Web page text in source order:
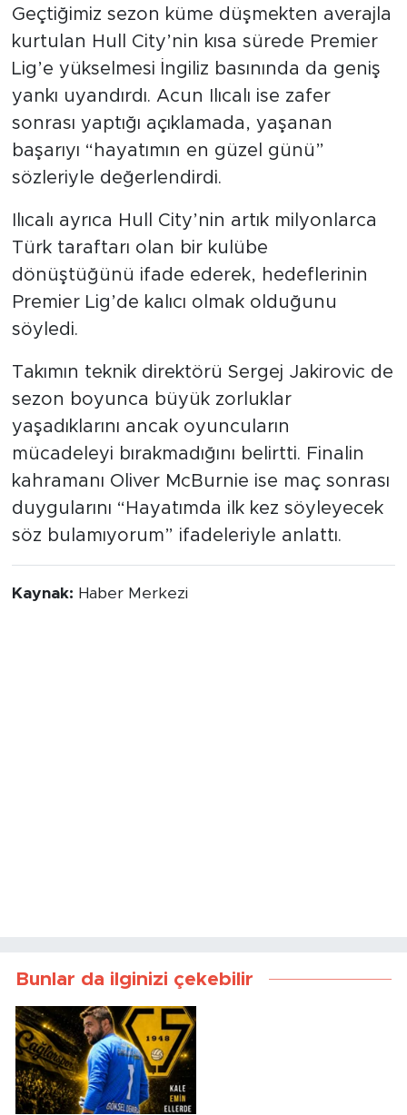
Geçtiğimiz sezon küme düşmekten averajla
kurtulan Hull City’nin kısa sürede Premier
Lig’e yükselmesi İngiliz basınında da geniş
yankı uyandırdı. Acun Ilıcalı ise zafer
sonrası yaptığı açıklamada, yaşanan
başarıyı “hayatımın en güzel günü”
sözleriyle değerlendirdi.
Ilıcalı ayrıca Hull City’nin artık milyonlarca
Türk taraftarı olan bir kulübe
dönüştüğünü ifade ederek, hedeflerinin
Premier Lig’de kalıcı olmak olduğunu
söyledi.
Takımın teknik direktörü Sergej Jakirovic de
sezon boyunca büyük zorluklar
yaşadıklarını ancak oyuncuların
mücadeleyi bırakmadığını belirtti. Finalin
kahramanı Oliver McBurnie ise maç sonrası
duygularını “Hayatımda ilk kez söyleyecek
söz bulamıyorum” ifadeleriyle anlattı.
Kaynak: Haber Merkezi
Bunlar da ilginizi çekebilir